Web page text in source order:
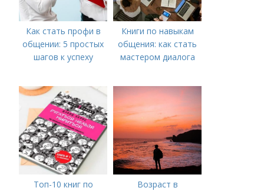
Как стать профи в
общении: 5 простых
шагов к успеху
Книги по навыкам
общения: как стать
мастером диалога
Топ-10 книг по
Возраст в